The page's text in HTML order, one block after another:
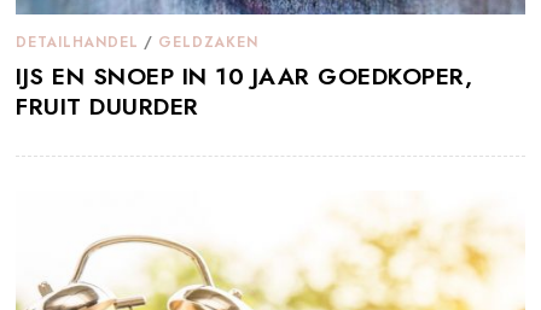
DETAILHANDEL / GELDZAKEN
IJS EN SNOEP IN 10 JAAR GOEDKOPER,
FRUIT DUURDER